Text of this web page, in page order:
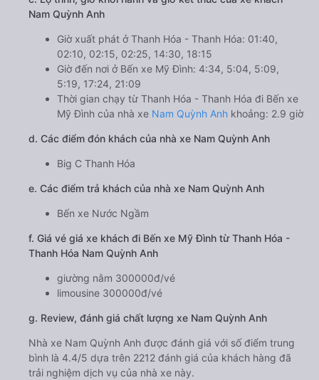
Nam Quỳnh Anh
Giờ xuất phát ở Thanh Hóa - Thanh Hóa: 01:40,
02:10, 02:15, 02:25, 14:30, 18:15
Giờ đến nơi ở Bến xe Mỹ Đình: 4:34, 5:04, 5:09,
5:19, 17:24, 21:09
Thời gian chạy từ Thanh Hóa - Thanh Hóa đi Bến xe
Mỹ Đình của nhà xe Nam Quỳnh Anh khoảng: 2.9 giờ
d. Các điểm đón khách của nhà xe Nam Quỳnh Anh
Big C Thanh Hóa
e. Các điểm trả khách của nhà xe Nam Quỳnh Anh
Bến xe Nước Ngầm
f. Giá vé giá xe khách đi Bến xe Mỹ Đình từ Thanh Hóa -
Thanh Hóa Nam Quỳnh Anh
giường nằm 300000đ/vé
limousine 300000đ/vé
g. Review, đánh giá chất lượng xe Nam Quỳnh Anh
Nhà xe Nam Quỳnh Anh được đánh giá với số điểm trung
bình là 4.4/5 dựa trên 2212 đánh giá của khách hàng đã
trải nghiệm dịch vụ của nhà xe này.